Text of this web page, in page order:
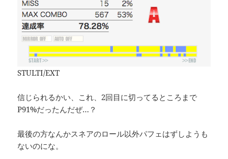
STULTI/EXT
信じられるかい、これ、2回目に切ってるところまで
P91%だったんだぜ…？
最後の方なんかスネアのロール以外パフェはずしようも
ないのにな。